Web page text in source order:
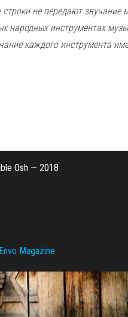
строки не передают
народных инструментах
каждого инструмента
Osh — 2018
Envo Magazine